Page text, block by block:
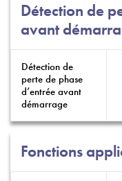
Détection de
avant
Détection de
perte de phase
d’entrée avant
démarrage
Fonctions